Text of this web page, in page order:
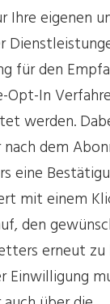
Ihre eigenen
für den
Opt-In
werden.
dem
eine
mit einem
den
erneut
Einwilligung